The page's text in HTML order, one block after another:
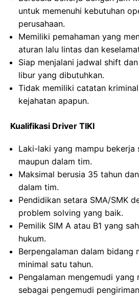
untuk memenuhi kebutuhan
perusahaan.
Memiliki pemahaman yang
aturan lalu lintas dan
Siap menjalani jadwal shift
libur yang dibutuhkan.
Tidak memiliki catatan
kejahatan apapun.
Kualifikasi Driver TIKI
Laki-laki yang mampu bekerja
maupun dalam tim.
Maksimal berusia 35 tahun
dalam tim.
Pendidikan setara SMA/SMK
problem solving yang baik.
Pemilik SIM A atau B1 yang
hukum.
Berpengalaman dalam bidang
minimal satu tahun.
Pengalaman mengemudi yang
sebagai pengemudi